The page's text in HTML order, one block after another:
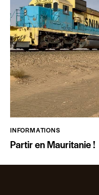
INFORMATIONS
Partir en Mauritanie !